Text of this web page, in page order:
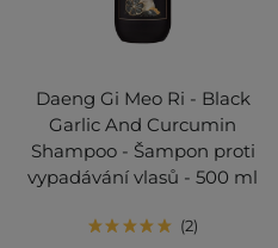
Daeng Gi Meo Ri - Black
Garlic And Curcumin
Shampoo - Šampon proti
vypadávání vlasů - 500 ml
2